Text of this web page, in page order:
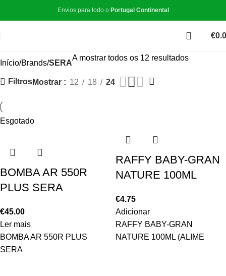
Envios para todo o Portugal Continental
€
Início Brands SERA
A mostrar todos os 12 resultados
FiltrosMostrar 12 18 24
Esgotado
BOMBA AR 550R
PLUS SERA
€45.00
Ler mais
BOMBA AR 550R PLUS
SERA
RAFFY BABY-GRAN
NATURE 100ML
€4.75
Adicionar
RAFFY BABY-GRAN
NATURE 100ML (ALIME